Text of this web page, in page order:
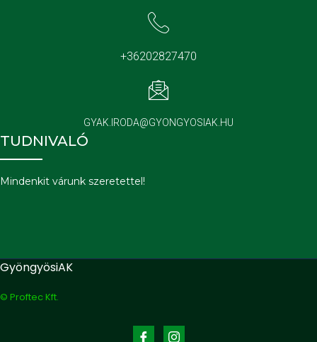
+36202827470
GYAK.IRODA@GYONGYOSIAK.HU
TUDNIVALÓ
Mindenkit várunk szeretettel!
GyöngyösiAK
© Proftec Kft.